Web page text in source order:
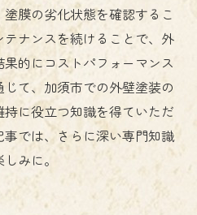
膜の劣化状態を確認するこ
ナンスを続けることで、外
的にコストパフォーマンス
て、加須市での外壁塗装の
に役立つ知識を得ていただ
では、さらに深い専門知識
みに。